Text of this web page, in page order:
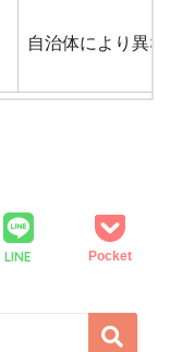
自治体により異
LINE Pocket